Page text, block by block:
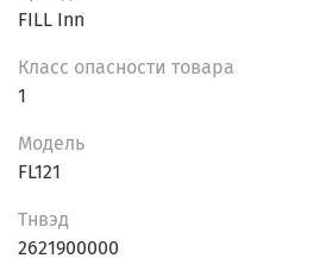
FILL Inn
Класс опасности товара
1
Модель
FL121
Тнвэд
2621900000